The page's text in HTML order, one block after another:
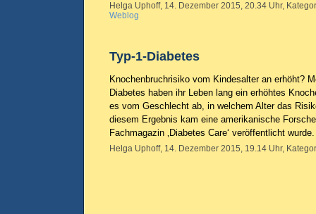
Helga Uphoff, 14. Dezember 2015, 20.34 Uhr,
Weblog
Typ-1-Diabetes
Knochenbruchrisiko vom Kindesalter an erhöht?
Diabetes haben ihr Leben lang ein erhöhtes
es vom Geschlecht ab, in welchem Alter das
diesem Ergebnis kam eine amerikanische
Fachmagazin ‚Diabetes Care‘ veröffentlicht
Helga Uphoff, 14. Dezember 2015, 19.14 Uhr,